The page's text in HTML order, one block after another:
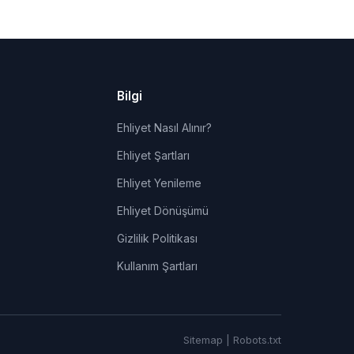
Bilgi
Ehliyet Nasıl Alınır?
Ehliyet Şartları
Ehliyet Yenileme
Ehliyet Dönüşümü
Gizlilik Politikası
Kullanım Şartları
Sitemap Robots.txt